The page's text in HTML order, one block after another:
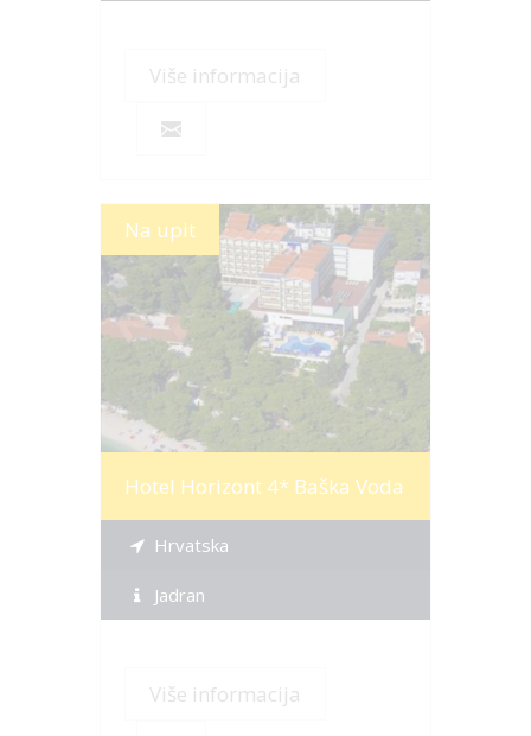
Više informacija
Na upit
Više informacija
Hotel Horizont 4* Baška Voda
Hrvatska
Jadran
Više informacija